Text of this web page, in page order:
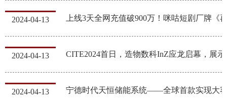
2024-04-13
2024-04-13
2024-04-13